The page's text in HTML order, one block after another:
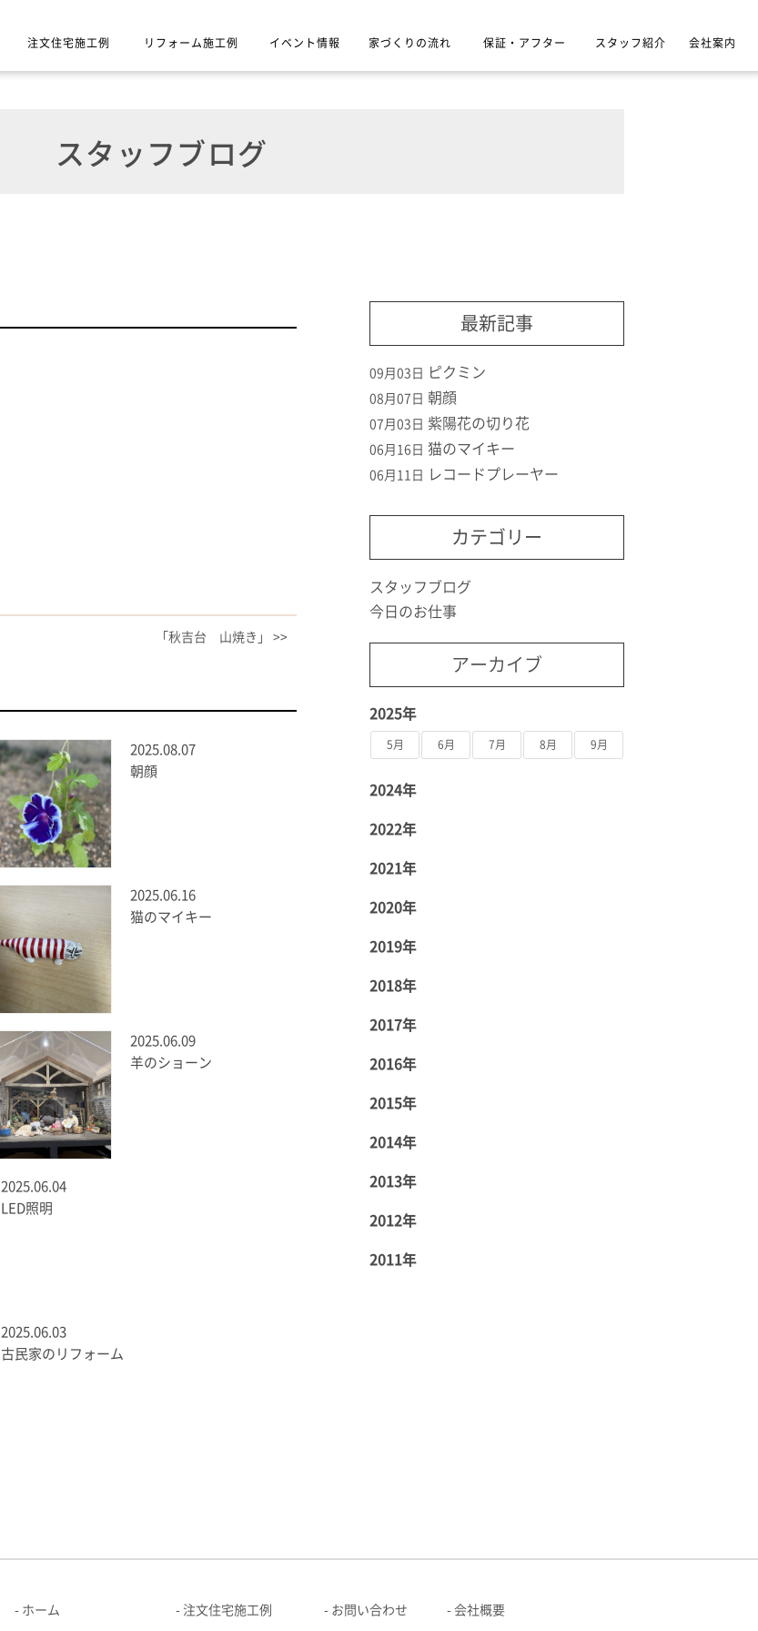
注文住宅施工例 リフォーム施工例 イベント情報 家づくりの流れ 保証・アフター スタッフ紹介 会社案内
スタッフブログ
「秋吉台 山焼き」 >>
2025.08.07
朝顔
2025.06.16
猫のマイキー
2025.06.09
羊のショーン
2025.06.04
LED照明
2025.06.03
古民家のリフォーム
最新記事
09月03日 ピクミン
08月07日 朝顔
07月03日 紫陽花の切り花
06月16日 猫のマイキー
06月11日 レコードプレーヤー
カテゴリー
スタッフブログ
今日のお仕事
アーカイブ
2025年
5月 6月 7月 8月 9月
2024年
2022年
2021年
2020年
2019年
2018年
2017年
2016年
2015年
2014年
2013年
2012年
2011年
ホーム 注文住宅施工例 お問い合わせ 会社概要